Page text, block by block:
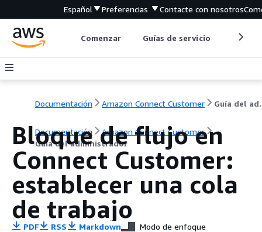
Español Preferencias Contacte con nosotros
Comenzar Guías de servicio
Documentación Amazon Connect Customer
Documentación
Amazon Connect Customer
Guía del administrador
Bloque de flujo en
Connect Customer:
establecer una cola
de trabajo
PDF RSS Markdown Modo de enfoque